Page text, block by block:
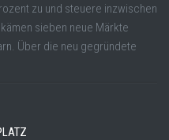
zu und steuere inzwischen
sieben neue Märkte
Über die neu gegründete